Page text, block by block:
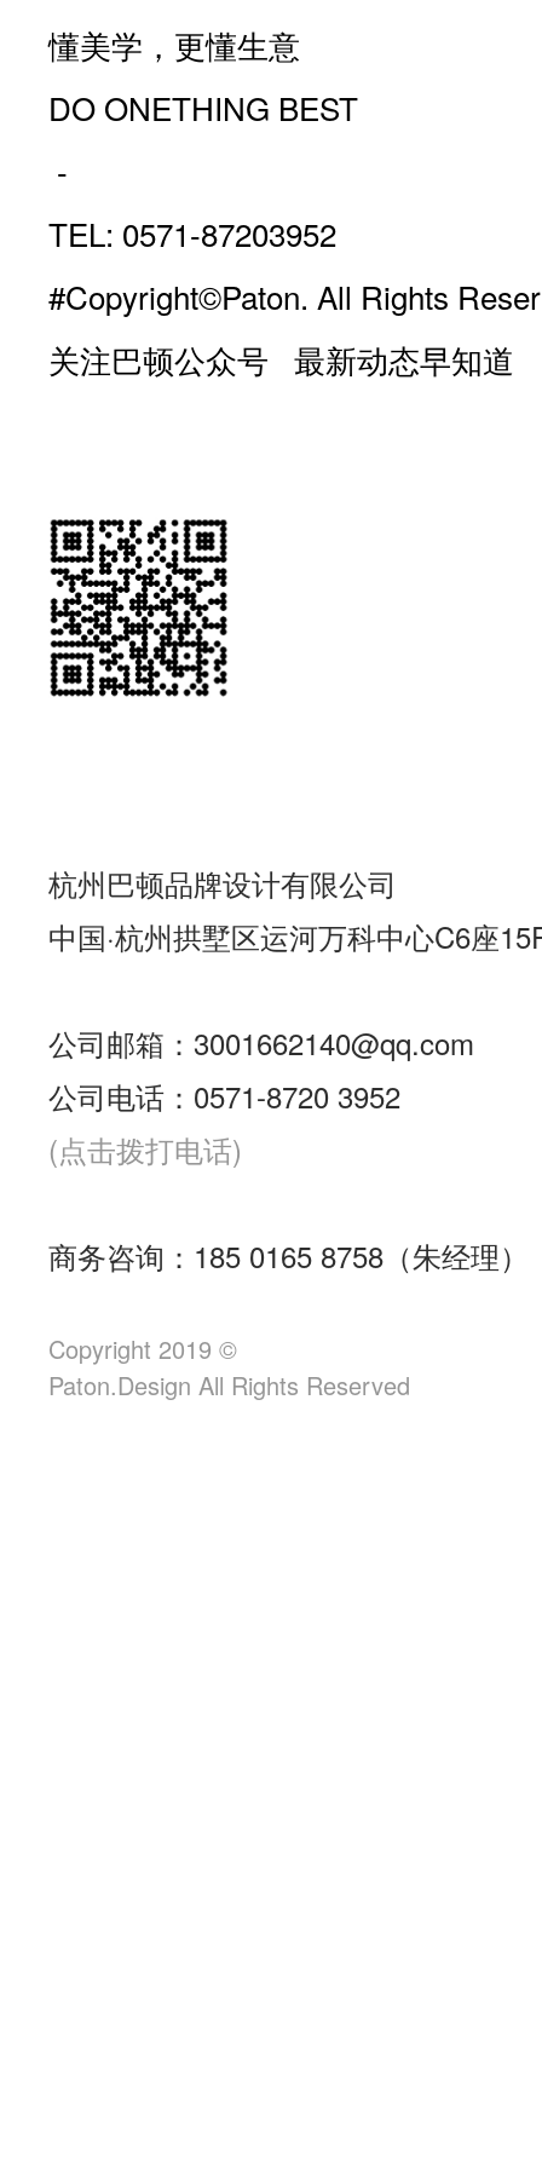
懂美学，更懂生意
DO ONETHING BEST
-
TEL: 0571-87203952
#Copyright©Paton. All Rights
关注巴顿公众号 最新动态早知道
杭州巴顿品牌设计有限公司
中国·杭州拱墅区运河万科中心C6座
公司邮箱：3001662140@qq.com
公司电话：0571-8720 3952
(点击拨打电话)
商务咨询：185 0165 8758（朱经理）
Copyright 2019 ©
Paton.Design All Rights Reserved